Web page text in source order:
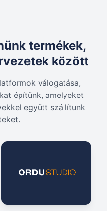
termékek,
között
válogatása,
építünk, amelyeket
együtt szállítunk